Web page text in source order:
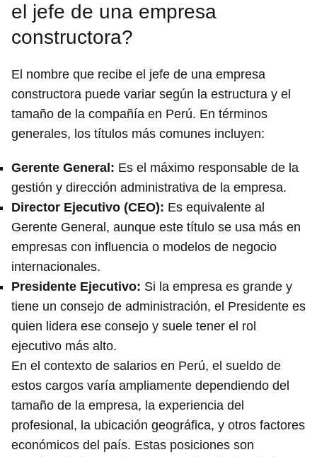
el jefe de una empresa
constructora?
El nombre que recibe el jefe de una empresa
constructora puede variar según la estructura y el
tamaño de la compañía en Perú. En términos
generales, los títulos más comunes incluyen:
Gerente General : Es el máximo responsable de la
gestión y dirección administrativa de la empresa.
Director Ejecutivo (CEO): Es equivalente al
Gerente General, aunque este título se usa más en
empresas con influencia o modelos de negocio
internacionales.
Presidente Ejecutivo: Si la empresa es grande y
tiene un consejo de administración, el Presidente es
quien lidera ese consejo y suele tener el rol
ejecutivo más alto.
En el contexto de salarios en Perú, el sueldo de
estos cargos varía ampliamente dependiendo del
tamaño de la empresa, la experiencia del
profesional, la ubicación geográfica, y otros factores
económicos del país. Estas posiciones son